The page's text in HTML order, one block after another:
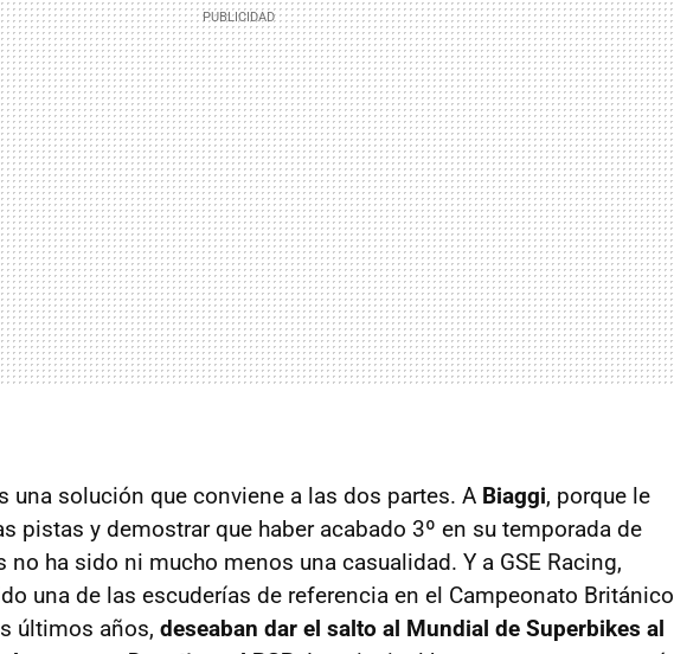
una solución que conviene a las dos partes. A Biaggi, porque le
pistas y demostrar que haber acabado 3º en su temporada de
no ha sido ni mucho menos una casualidad. Y a GSE Racing,
una de las escuderías de referencia en el Campeonato Británico
últimos años, deseaban dar el salto al Mundial de Superbikes al